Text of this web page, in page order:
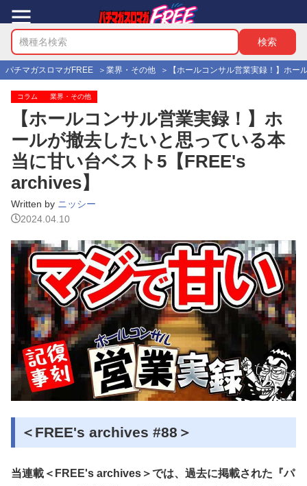
パチマガスロマガFREE 業界・その他 【ホールコンサル営業実録！】ホ
コラム 業界・その他
【ホールコンサル営業実録！】ホ
ールが撤去したいと思っている本
当に甘い台ベスト5【FREE's
archives】
Written by ニッシー
2024.04.10
＜FREE's archives #88＞
当連載＜FREE's archives＞では、過去に掲載された『パ